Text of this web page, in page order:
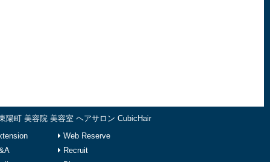
陽町 美容院 美容室 ヘアサロン CubicHair
Web Reserve
Recruit